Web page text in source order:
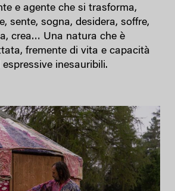
e agente che si trasforma,
sente, sogna, desidera, soffre,
crea… Una natura che è
fremente di vita e capacità
inesauribili.